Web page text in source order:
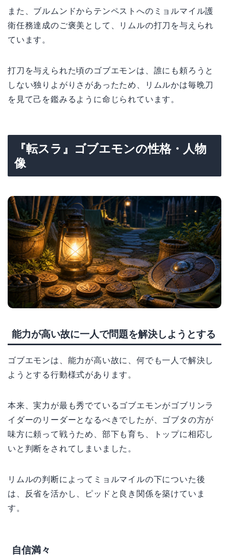
また、ブルムンドからテンペストへのミョルマイル護
衛任務達成のご褒美として、リムルの打刀を与えられ
ています。
打刀を与えられた頃のゴブエモンは、誰にも頼ろうと
しない独りよがりさがあったため、リムルかは毎晩刀
を見て己を鑑みるように命じられています。
『転スラ』ゴブエモンの性格・人物
像
能力が高い故に一人で問題を解決しようとする
ゴブエモンは、能力が高い故に、何でも一人で解決し
ようとする行動様式があります。
本来、実力が最も秀でているゴブエモンがゴブリンラ
イダーのリーダーとなるべきでしたが、ゴブタの方が
味方に頼って戦うため、部下も育ち、トップに相応し
いと判断をされてしまいました。
リムルの判断によってミョルマイルの下についた後
は、反省を活かし、ピッドと良き関係を築けていま
す。
自信満々